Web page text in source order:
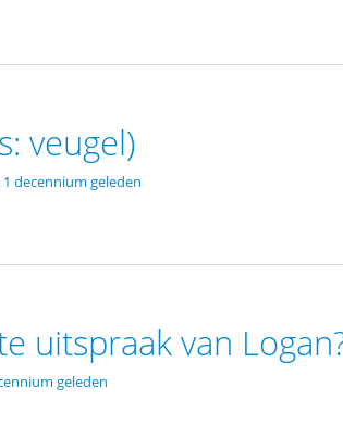
veugel)
1 decennium geleden
uitspraak van
geleden